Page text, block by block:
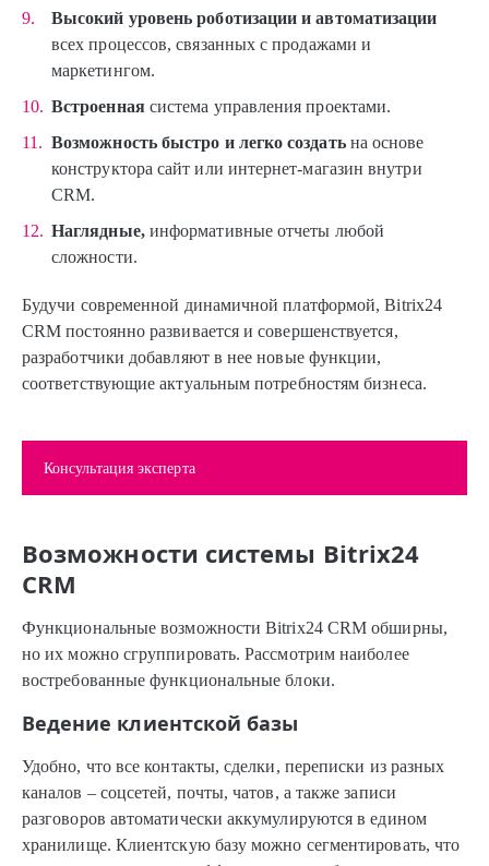
Высокий уровень роботизации и автоматизации
всех процессов, связанных с продажами и
маркетингом.
Встроеннаясистема управления проектами.
Возможность быстро и легко создатьна основе
конструктора сайт или интернет-магазин внутри
CRM.
Наглядные,информативные отчеты любой
сложности.
Будучи современной динамичной платформой, Bitrix24
CRM постоянно развивается и совершенствуется,
разработчики добавляют в нее новые функции,
соответствующие актуальным потребностям бизнеса.
Консультация эксперта
Возможности системы Bitrix24
CRM
Функциональные возможности Bitrix24 CRM обширны,
но их можно сгруппировать. Рассмотрим наиболее
востребованные функциональные блоки.
Ведение клиентской базы
Удобно, что все контакты, сделки, переписки из разных
каналов – соцсетей, почты, чатов, а также записи
разговоров автоматически аккумулируются в едином
хранилище. Клиентскую базу можно сегментировать, что